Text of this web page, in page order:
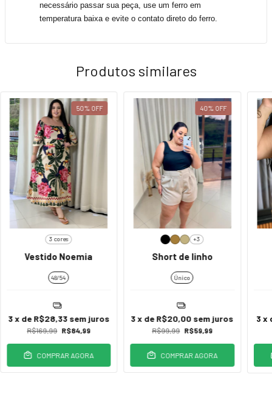
necessário passar sua peça, use um ferro em
temperatura baixa e evite o contato direto do ferro.
Produtos similares
50% OFF
3 cores
Vestido Noemia
48/54
R$169,99 R$84,99
3x deR$28,33 sem juros
COMPRAR AGORA
40% OFF
+3
Short de linho
Único
R$99,99 R$59,99
3 x deR$20,00 sem juros
COMPRAR AGORA
3 x